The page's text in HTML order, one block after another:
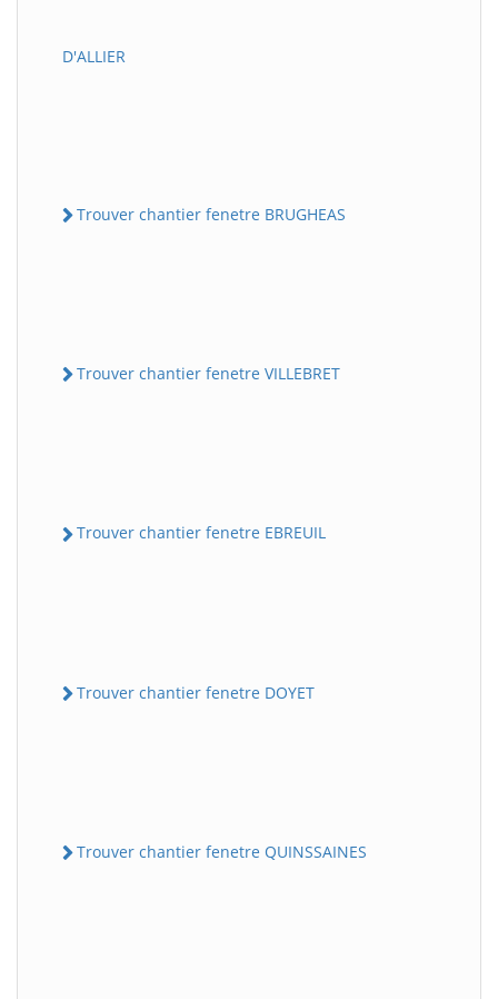
D'ALLIER
Trouver chantier fenetre BRUGHEAS
Trouver chantier fenetre VILLEBRET
Trouver chantier fenetre EBREUIL
Trouver chantier fenetre DOYET
Trouver chantier fenetre QUINSSAINES